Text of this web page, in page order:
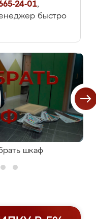
24-01,
быстро
шкаф